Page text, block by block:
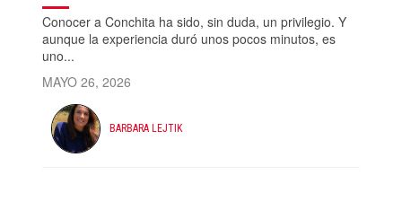
Conocer a Conchita ha sido, sin duda, un privilegio. Y
aunque la experiencia duró unos pocos minutos, es
uno...
MAYO 26, 2026
BARBARA LEJTIK